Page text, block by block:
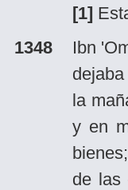
[1]
1348
Ibn
la
y en
de las